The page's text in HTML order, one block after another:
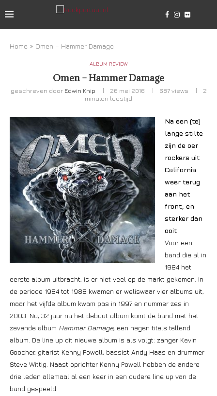
Home » Omen – Hammer Damage
ALBUM REVIEW
Omen – Hammer Damage
geschreven door Edwin Knip 26 mei 2016 687views
2
minuten leestijd
Na een (te)
lange stilte
zijn de oer
rockers uit
California
weer terug
aan het
front, en
sterker dan
ooit
Voor een
band die al in
1984 het
eerste album uitbracht, is er niet veel op de markt gekomen. In
de periode 1984 tot 1988 kwamen er weliswaar vier albums uit,
maar het vijfde album kwam pas in 1997 en nummer zes in
2003. Nu, 32 jaar na het debuut album komt de band met het
zevende album Hammer Damage, een negen titels tellend
album. De line up dit nieuwe album is als volgt: zanger Kevin
Goocher, gitarist Kenny Powell, bassist Andy Haas en drummer
Steve Wittig. Naast oprichter Kenny Powell hebben de andere
drie leden allemaal al een keer in een oudere line up van de
band gespeeld.